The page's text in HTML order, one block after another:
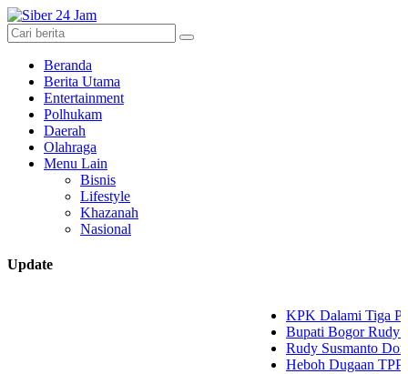
Beranda
Berita Utama
Entertainment
Polhukam
Daerah
Olahraga
Menu Lain
Bisnis
Lifestyle
Khazanah
Nasional
Update
KPK Dalami Tiga Pertemuan
Bupati Bogor Rudy Susmanto
Rudy Susmanto Dorong
Heboh Dugaan TPP ASN